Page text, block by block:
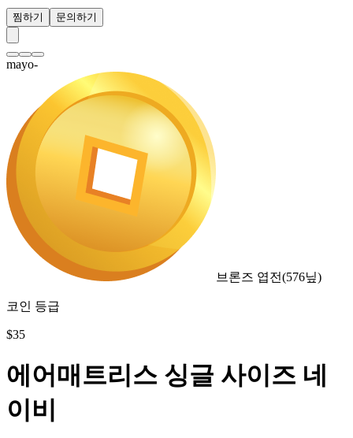
찜하기 문의하기
mayo-
브론즈 엽전(576닢)
코인 등급
$35
에어매트리스 싱글 사이즈 네
이비